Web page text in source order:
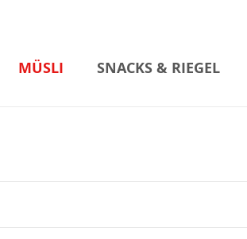
MÜSLI SNACKS & RIEGEL